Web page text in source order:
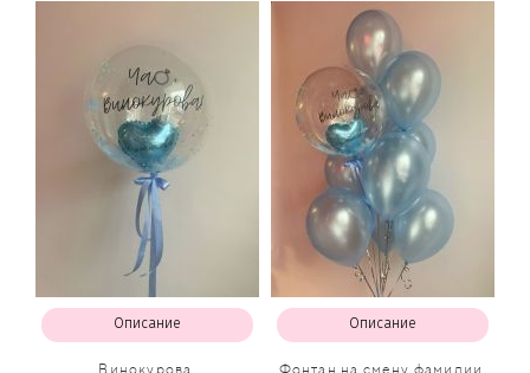
Описание
Винокурова
Описание
Фонтан на смену фамилии.